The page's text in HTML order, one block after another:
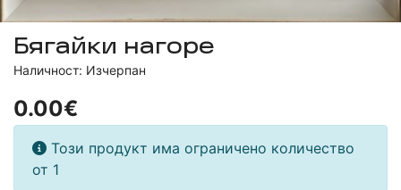
Бягайки нагоре
Наличност: Изчерпан
0.00€
Този продукт има ограничено количество
от 1